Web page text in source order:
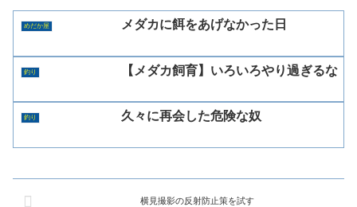
めだか屋 メダカに餌をあげなかった日
釣り 【メダカ飼育】いろいろやり過ぎるな
釣り 久々に再会した危険な奴
横見撮影の反射防止策を試す